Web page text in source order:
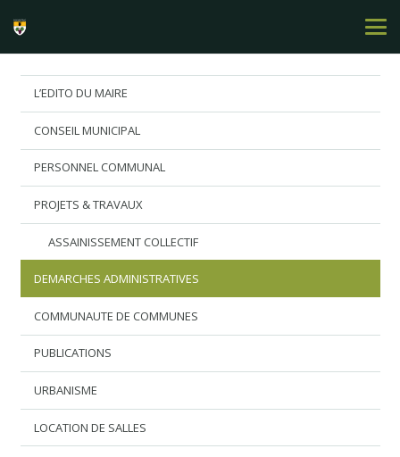
L’EDITO DU MAIRE
CONSEIL MUNICIPAL
PERSONNEL COMMUNAL
PROJETS & TRAVAUX
ASSAINISSEMENT COLLECTIF
DEMARCHES ADMINISTRATIVES
COMMUNAUTE DE COMMUNES
PUBLICATIONS
URBANISME
LOCATION DE SALLES